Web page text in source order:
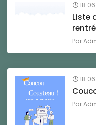
Liste
Par
Par